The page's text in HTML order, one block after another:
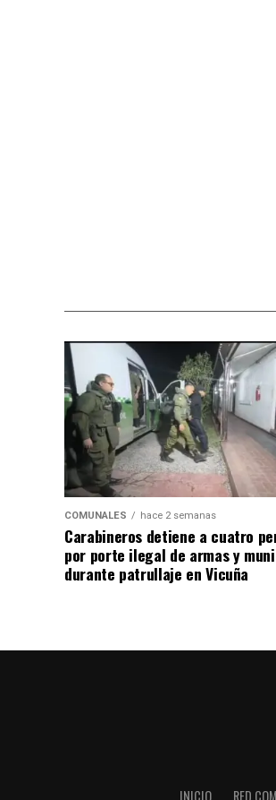
COMUNALES hace 2 semanas
Carabineros detiene a cuatro
por porte ilegal de armas y
durante patrullaje en Vicuña